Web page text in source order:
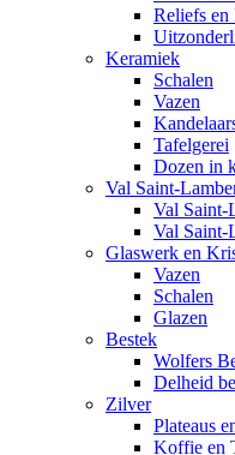
Reliefs en
Keramiek
Schalen
Vazen
Tafelgerei
Dozen in
Val Saint-
Val Saint-
Val Saint-
Glaswerk en
Vazen
Schalen
Glazen
Bestek
Wolfers
Delheid
Zilver
Plateaus
Koffie en